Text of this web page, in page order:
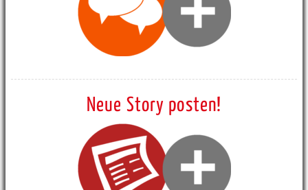
Neue Story posten!